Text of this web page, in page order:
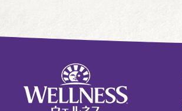
パテ状、粒